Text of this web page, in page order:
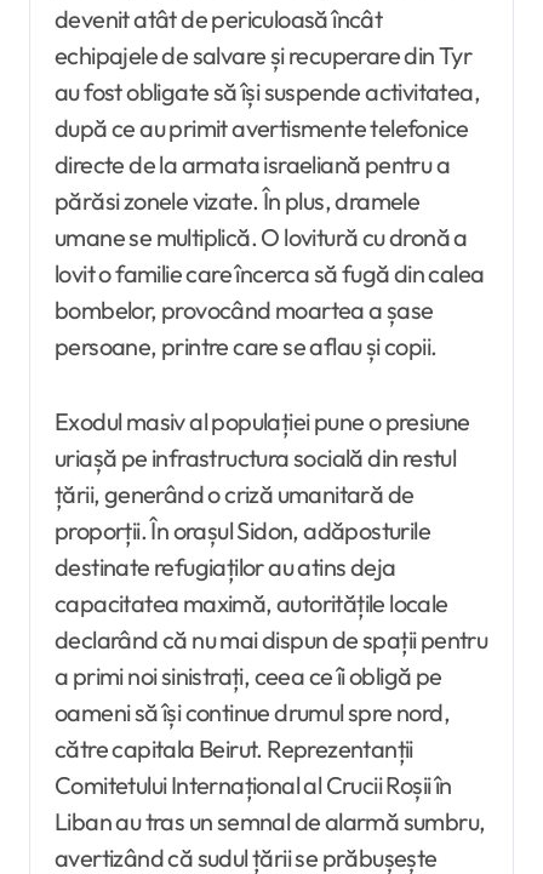
devenit atât de periculoasă încât
echipajele de salvare și recuperare din Tyr
au fost obligate să își suspende activitatea,
după ce au primit avertismente telefonice
directe de la armata israeliană pentru a
părăsi zonele vizate. În plus, dramele
umane se multiplică. O lovitură cu dronă a
lovit o familie care încerca să fugă din calea
bombelor, provocând moartea a șase
persoane, printre care se aflau și copii.
Exodul masiv al populației pune o presiune
uriașă pe infrastructura socială din restul
țării, generând o criză umanitară de
proporții. În orașul Sidon, adăposturile
destinate refugiaților au atins deja
capacitatea maximă, autoritățile locale
declarând că nu mai dispun de spații pentru
a primi noi sinistrați, ceea ce îi obligă pe
oameni să își continue drumul spre nord,
către capitala Beirut. Reprezentanții
Comitetului Internațional al Crucii Roșii în
Liban au tras un semnal de alarmă sumbru,
avertizând că sudul țării se prăbușește